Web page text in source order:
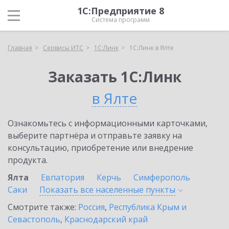
1С:Предприятие 8
Система программ
Главная Сервисы ИТС 1С:Линк 1С:Линк в Ялте
Заказать 1С:Линк
в Ялте
Ознакомьтесь с информационными карточками,
выберите партнёра и отправьте заявку на
консультацию, приобретение или внедрение
продукта.
Ялта
Евпатория Керчь
Симферополь
Саки
Показать все населенные пункты
Смотрите также: Россия, Республика Крым и
Севастополь, Краснодарский край